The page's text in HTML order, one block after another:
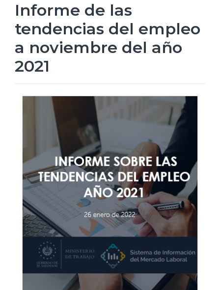
Informe de las
tendencias del empleo
a noviembre del año
2021